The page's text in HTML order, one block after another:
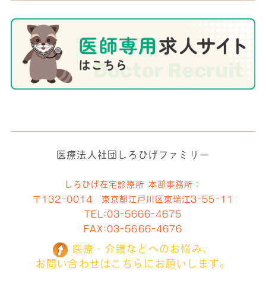
医療法人社団しろひげファミリー
しろひげ在宅診療所 本部事務所：
〒132-0014 東京都江戸川区東瑞江3-55-11
TEL: 03-5666-4675
FAX:03-5666-4676
医療・介護などへのお悩み、
お問い合わせはこちらにお願いします。